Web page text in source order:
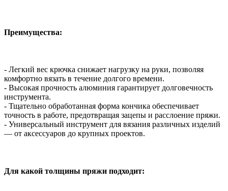
Преимущества:
- Легкий вес крючка снижает нагрузку на руки, позволяя
комфортно вязать в течение долгого времени.
- Высокая прочность алюминия гарантирует долговечность
инструмента.
- Тщательно обработанная форма кончика обеспечивает
точность в работе, предотвращая зацепы и расслоение пряжи.
- Универсальный инструмент для вязания различных изделий
— от аксессуаров до крупных проектов.
Для какой толщины пряжи подходит: